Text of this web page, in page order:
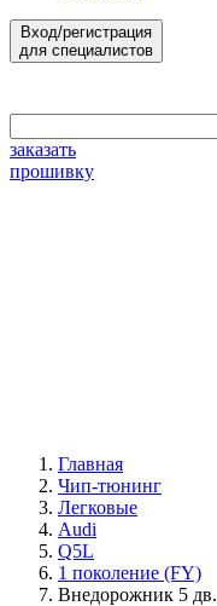
Вход/регистрация
для специалистов
заказать
прошивку
Главная
Чип-тюнинг
Легковые
Audi
Q5L
1 поколение (FY)
Внедорожник 5 дв.